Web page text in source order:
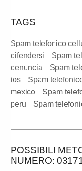
TAGS
Spam telefonico
difendersi
Spam
denuncia
Spam
ios
Spam
mexico
Spam
peru
Spam
POSSIBILI
NUMERO: